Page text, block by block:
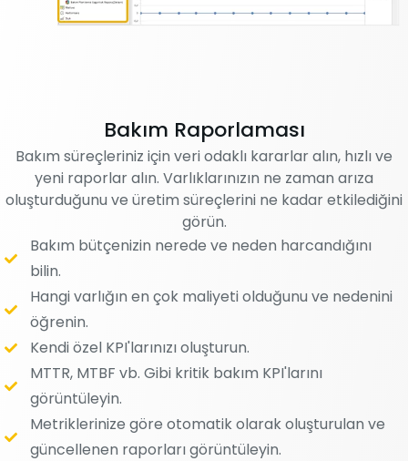
Bakım Raporlaması
Bakım süreçleriniz için veri odaklı kararlar alın, hızlı ve
yeni raporlar alın. Varlıklarınızın ne zaman arıza
oluşturduğunu ve üretim süreçlerini ne kadar etkilediğini
görün.
Bakım bütçenizin nerede ve neden harcandığını
bilin.
Hangi varlığın en çok maliyeti olduğunu ve nedenini
öğrenin.
Kendi özel KPI'larınızı oluşturun.
MTTR, MTBF vb. Gibi kritik bakım KPI'larını
görüntüleyin.
Metriklerinize göre otomatik olarak oluşturulan ve
güncellenen raporları görüntüleyin.